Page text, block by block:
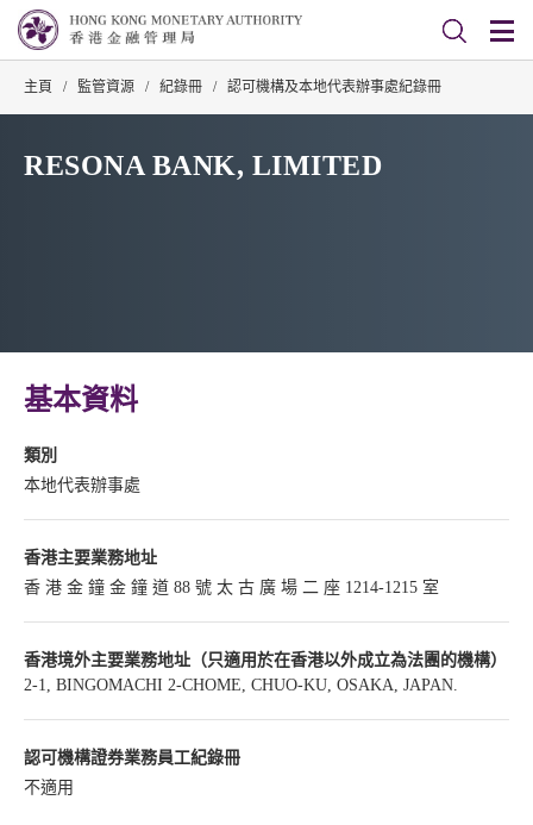
主頁 / 監管資源 / 紀錄冊 / 認可機構及本地代表辦事處紀錄冊
RESONA BANK, LIMITED
基本資料
類別
本地代表辦事處
香港主要業務地址
香 港 金 鐘 金 鐘 道 88 號 太 古 廣 場 二 座 1214-1215 室
香港境外主要業務地址（只適用於在香港以外成立為法團的機構）
2-1, BINGOMACHI 2-CHOME, CHUO-KU, OSAKA, JAPAN.
認可機構證券業務員工紀錄冊
不適用